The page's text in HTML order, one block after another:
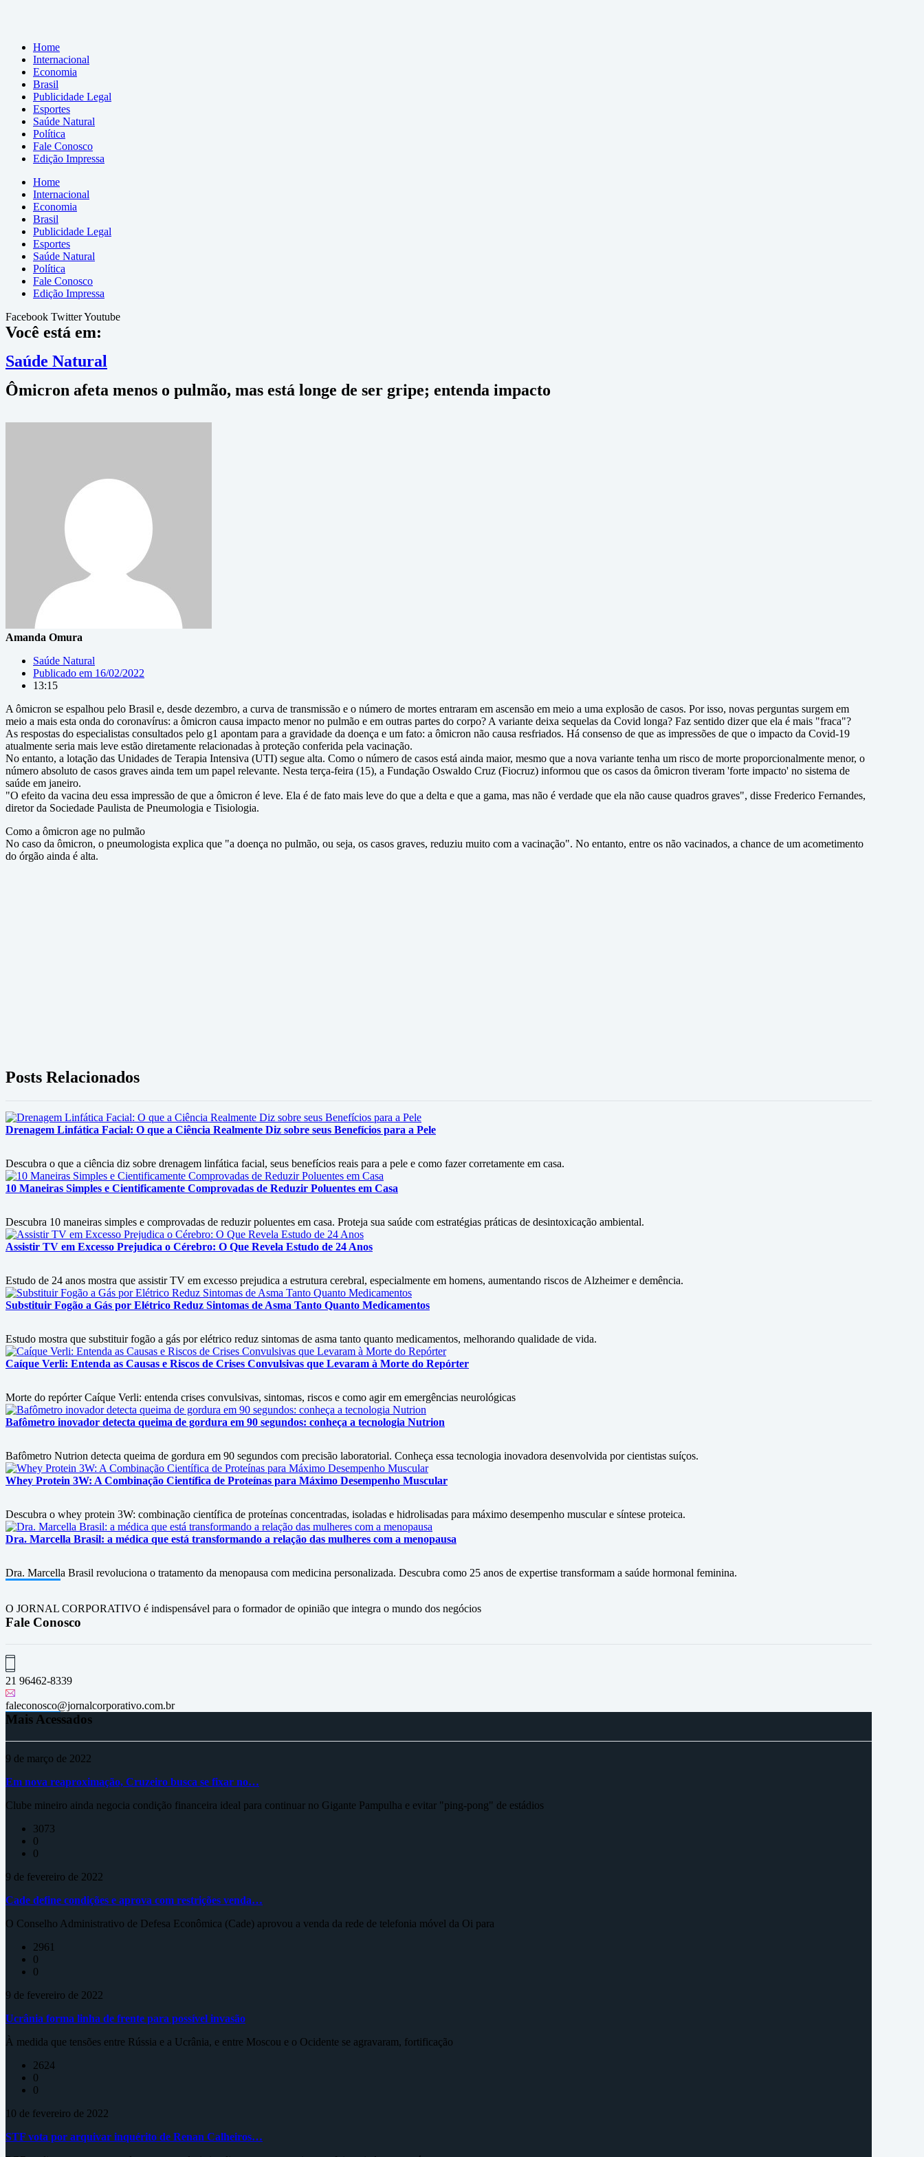
Home
Internacional
Economia
Brasil
Publicidade Legal
Esportes
Saúde Natural
Política
Fale Conosco
Edição Impressa
Home
Internacional
Economia
Brasil
Publicidade Legal
Esportes
Saúde Natural
Política
Fale Conosco
Edição Impressa
Facebook TwitterYoutube
Você está em:
Saúde Natural
Ômicron afeta menos o pulmão, mas está longe de ser gripe; entenda impacto
Amanda Omura
Saúde Natural
Publicado em 16/02/2022
13:15
A ômicron se espalhou pelo Brasil e, desde dezembro, a curva de transmissão e o número de mortes entraram em ascensão em meio a uma explosão de casos. Por isso, novas perguntas surgem em
meio a mais esta onda do coronavírus: a ômicron causa impacto menor no pulmão e em outras partes do corpo? A variante deixa sequelas da Covid longa? Faz sentido dizer que ela é mais "fraca"?
As respostas do especialistas consultados pelo g1 apontam para a gravidade da doença e um fato: a ômicron não causa resfriados. Há consenso de que as impressões de que o impacto da Covid-19
atualmente seria mais leve estão diretamente relacionadas à proteção conferida pela vacinação.
No entanto, a lotação das Unidades de Terapia Intensiva (UTI) segue alta. Como o número de casos está ainda maior, mesmo que a nova variante tenha um risco de morte proporcionalmente menor, o
número absoluto de casos graves ainda tem um papel relevante. Nesta terça-feira (15), a Fundação Oswaldo Cruz (Fiocruz) informou que os casos da ômicron tiveram 'forte impacto' no sistema de
saúde em janeiro.
"O efeito da vacina deu essa impressão de que a ômicron é leve. Ela é de fato mais leve do que a delta e que a gama, mas não é verdade que ela não cause quadros graves", disse Frederico Fernandes,
diretor da Sociedade Paulista de Pneumologia e Tisiologia.
Como a ômicron age no pulmão
No caso da ômicron, o pneumologista explica que "a doença no pulmão, ou seja, os casos graves, reduziu muito com a vacinação". No entanto, entre os não vacinados, a chance de um acometimento
do órgão ainda é alta.
Posts Relacionados
Drenagem Linfática Facial: O que a Ciência Realmente Diz sobre seus Benefícios para a Pele
Descubra o que a ciência diz sobre drenagem linfática facial, seus benefícios reais para a pele e como fazer corretamente em casa.
10 Maneiras Simples e Cientificamente Comprovadas de Reduzir Poluentes em Casa
Descubra 10 maneiras simples e comprovadas de reduzir poluentes em casa. Proteja sua saúde com estratégias práticas de desintoxicação ambiental.
Assistir TV em Excesso Prejudica o Cérebro: O Que Revela Estudo de 24 Anos
Estudo de 24 anos mostra que assistir TV em excesso prejudica a estrutura cerebral, especialmente em homens, aumentando riscos de Alzheimer e demência.
Substituir Fogão a Gás por Elétrico Reduz Sintomas de Asma Tanto Quanto Medicamentos
Estudo mostra que substituir fogão a gás por elétrico reduz sintomas de asma tanto quanto medicamentos, melhorando qualidade de vida.
Caíque Verli: Entenda as Causas e Riscos de Crises Convulsivas que Levaram à Morte do Repórter
Morte do repórter Caíque Verli: entenda crises convulsivas, sintomas, riscos e como agir em emergências neurológicas
Bafômetro inovador detecta queima de gordura em 90 segundos: conheça a tecnologia Nutrion
Bafômetro Nutrion detecta queima de gordura em 90 segundos com precisão laboratorial. Conheça essa tecnologia inovadora desenvolvida por cientistas suíços.
Whey Protein 3W: A Combinação Científica de Proteínas para Máximo Desempenho Muscular
Descubra o whey protein 3W: combinação científica de proteínas concentradas, isoladas e hidrolisadas para máximo desempenho muscular e síntese proteica.
Dra. Marcella Brasil: a médica que está transformando a relação das mulheres com a menopausa
Dra. Marcella Brasil revoluciona o tratamento da menopausa com medicina personalizada. Descubra como 25 anos de expertise transformam a saúde hormonal feminina.
O JORNAL CORPORATIVO é indispensável para o formador de opinião que integra o mundo dos negócios
Fale Conosco
21 96462-8339
faleconosco@jornalcorporativo.com.br
Mais Acessados
9 de março de 2022
Em nova reaproximação, Cruzeiro busca se fixar no…
Clube mineiro ainda negocia condição financeira ideal para continuar no Gigante Pampulha e evitar "ping-pong" de estádios
3073
0
0
9 de fevereiro de 2022
Cade define condições e aprova com restrições venda…
O Conselho Administrativo de Defesa Econômica (Cade) aprovou a venda da rede de telefonia móvel da Oi para
2961
0
0
9 de fevereiro de 2022
Ucrânia forma linha de frente para possível invasão
À medida que tensões entre Rússia e a Ucrânia, e entre Moscou e o Ocidente se agravaram, fortificação
2624
0
0
10 de fevereiro de 2022
STF vota por arquivar inquérito de Renan Calheiros…